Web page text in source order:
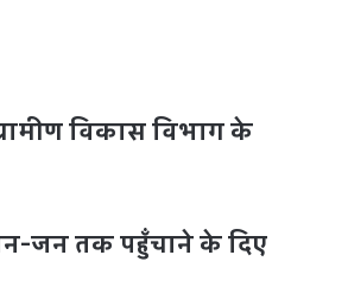
विकास विभाग के
जन तक पहुँचाने के दिए